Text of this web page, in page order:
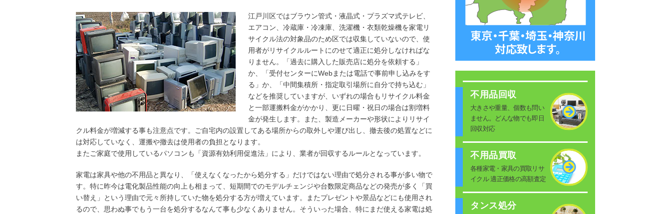
江戸川区ではブラウン管式・液晶式・プラズマ式テレビ、
エアコン、冷蔵庫・冷凍庫、洗濯機・衣類乾燥機を家電リ
サイクル法の対象品のため区では収集していないので、使
用者がリサイクルルートにのせて適正に処分しなければな
りません。「過去に購入した販売店に処分を依頼する」
か、「受付センターにWebまたは電話で事前申し込みをす
る」か、「中間集積所・指定取引場所に自分で持ち込む」
などを推奨していますが、いずれの場合もリサイクル料金
と一部運搬料金がかかり、更に日曜・祝日の場合は割増料
金が発生します。また、製造メーカーや形状によりリサイ
クル料金が増減する事も注意点です。ご自宅内の設置してある場所からの取外しや運び出し、撤去後の処置などに
は対応していなく、運搬や撤去は使用者の負担となります。
またご家庭で使用しているパソコンも「資源有効利用促進法」により、業者が回収するルールとなっています。
家電は家具や他の不用品と異なり、「使えなくなったから処分する」だけではない理由で処分される事が多い物で
す。特に昨今は電化製品性能の向上も相まって、短期間でのモデルチェンジや台数限定商品などの発売が多く「買
い替え」という理由で元々所持していた物を処分する方が増えています。またプレゼントや景品などにも使用され
るので、思わぬ事でもう一台を処分するなんて事も少なくありません。そういった場合、特にまだ使える家電は処
不用品回収
大きさや重量、個数も問い
ません。どんな物でも即日
回収対応
不用品買取
各種家電・家具の買取リサ
イクル 適正価格の高額査定
タンス処分